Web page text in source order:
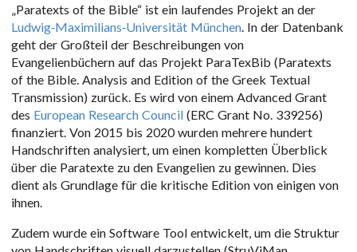
„Paratexts of the Bible“ ist ein laufendes Projekt an der
Ludwig-Maximilians-Universität München. In der Datenbank
geht der Großteil der Beschreibungen von
Evangelienbüchern auf das Projekt ParaTexBib (Paratexts
of the Bible. Analysis and Edition of the Greek Textual
Transmission) zurück. Es wird von einem Advanced Grant
des European Research Council(ERC Grant No. 339256)
finanziert. Von 2015 bis 2020 wurden mehrere hundert
Handschriften analysiert, um einen kompletten Überblick
über die Paratexte zu den Evangelien zu gewinnen. Dies
dient als Grundlage für die kritische Edition von einigen von
ihnen.
Zudem wurde ein Software Tool entwickelt, um die Struktur